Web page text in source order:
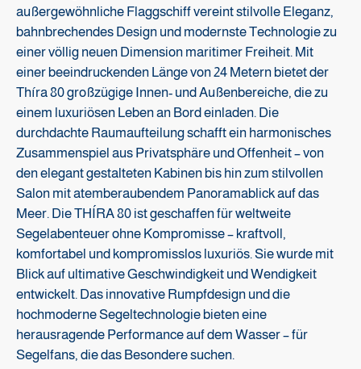
außergewöhnliche Flaggschiff vereint stilvolle Eleganz,
bahnbrechendes Design und modernste Technologie zu
einer völlig neuen Dimension maritimer Freiheit. Mit
einer beeindruckenden Länge von 24 Metern bietet der
Thíra 80 großzügige Innen- und Außenbereiche, die zu
einem luxuriösen Leben an Bord einladen. Die
durchdachte Raumaufteilung schafft ein harmonisches
Zusammenspiel aus Privatsphäre und Offenheit – von
den elegant gestalteten Kabinen bis hin zum stilvollen
Salon mit atemberaubendem Panoramablick auf das
Meer. Die THÍRA 80 ist geschaffen für weltweite
Segelabenteuer ohne Kompromisse – kraftvoll,
komfortabel und kompromisslos luxuriös. Sie wurde mit
Blick auf ultimative Geschwindigkeit und Wendigkeit
entwickelt. Das innovative Rumpfdesign und die
hochmoderne Segeltechnologie bieten eine
herausragende Performance auf dem Wasser – für
Segelfans, die das Besondere suchen.